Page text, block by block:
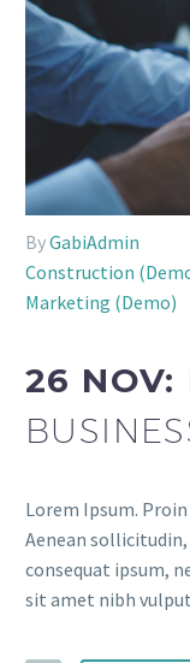
ByGabiAdmin
Construction
Marketing (Demo)
26 NOV:
Lorem Ipsum.
Aenean
consequat ipsum,
sit amet nibh